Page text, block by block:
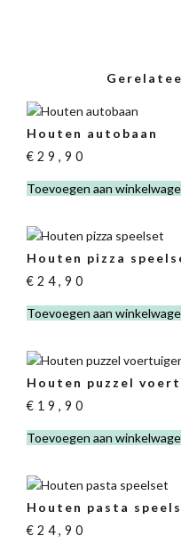
Houten autobaan
€ 29,90
Toevoegen aan
Houten pizza
€ 24,90
Toevoegen aan
Houten puzzel
€ 19,90
Toevoegen aan
Houten pasta
€ 24,90